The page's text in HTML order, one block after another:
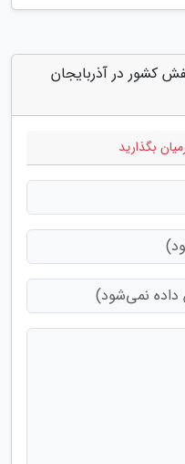
با "45 درصد کفش کشور در آذربایجان
بگذارید